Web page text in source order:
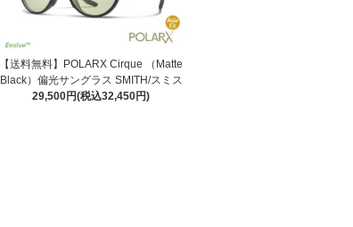
【送料無料】POLARX Cirque （Matte
Black）偏光サングラス SMITH/スミス
29,500円(税込32,450円)